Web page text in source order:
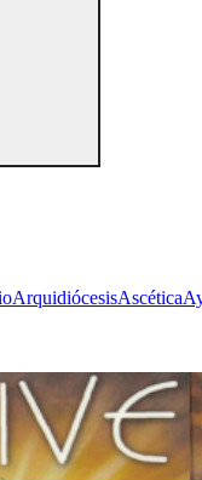
ArquidiócesisAscética